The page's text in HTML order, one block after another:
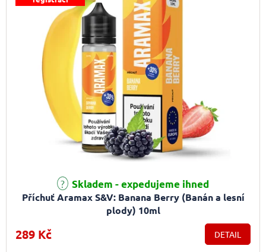
Příchuť Aramax S&V: Banana Berry (Banán a lesní
plody) 10ml
Skladem - expedujeme ihned
289 Kč DETAIL